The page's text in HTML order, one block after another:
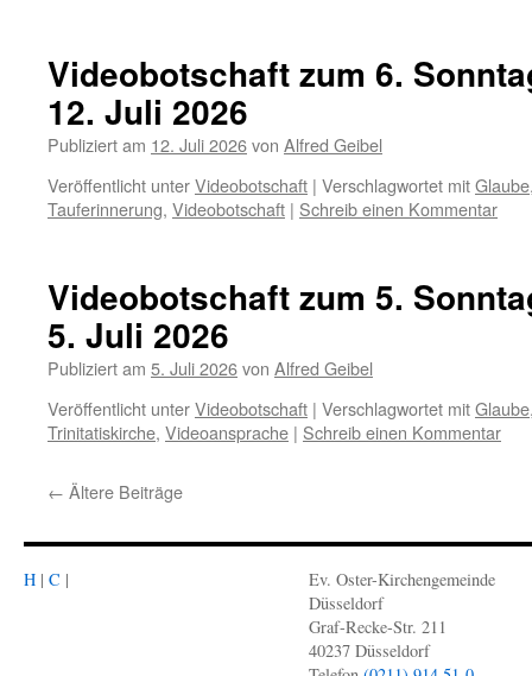
Videobotschaft zum 6.
12. Juli 2026
Publiziert am 12. Juli 2026von Alfred Geibel
Veröffentlicht unterVideobotschaft | Verschlagwortet mitGlaube
Tauferinnerung, Videobotschaft | Schreib einen Kommentar
Videobotschaft zum 5.
5. Juli 2026
Publiziert am 5. Juli 2026von Alfred Geibel
Veröffentlicht unterVideobotschaft | Verschlagwortet mitGlaube
Trinitatiskirche, Videoansprache | Schreib einen Kommentar
← Ältere Beiträge
H | C |
Ev. Oster-Kirchengemeinde
Düsseldorf
Graf-Recke-Str. 211
40237 Düsseldorf